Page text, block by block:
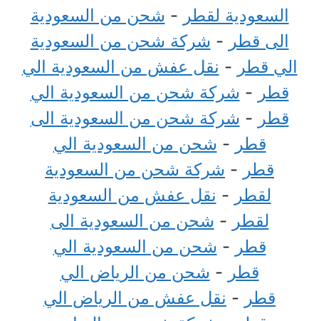
السعودية لقطر - شحن من السعودية
الى قطر - شركة شحن من السعودية
الي قطر - نقل عفش من السعودية الي
قطر - شركة شحن من السعودية الي
قطر - شركة شحن من السعودية الى
قطر - شحن من السعودية الي
قطر - شركة شحن من السعودية
لقطر - نقل عفش من السعودية
لقطر - شحن من السعودية الى
قطر - شحن من السعودية الي
قطر - شحن من الرياض الي
قطر - نقل عفش من الرياض الي